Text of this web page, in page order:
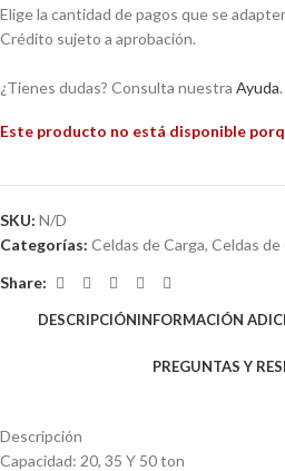
Elige la cantidad de pagos que se
Crédito sujeto a aprobación.
¿Tienes dudas? Consulta nuestra Ayuda.
Este producto no está disponible
SKU: N/D
Categorías: Celdas de Carga, Celdas de
Share:
DESCRIPCIÓNINFORMACIÓN
PREGUNTAS Y
Descripción
Capacidad: 20, 35 Y 50 ton